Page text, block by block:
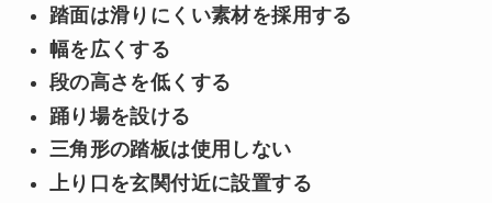
踏面は滑りにくい素材を採用する
幅を広くする
段の高さを低くする
踊り場を設ける
三角形の踏板は使用しない
上り口を玄関付近に設置する